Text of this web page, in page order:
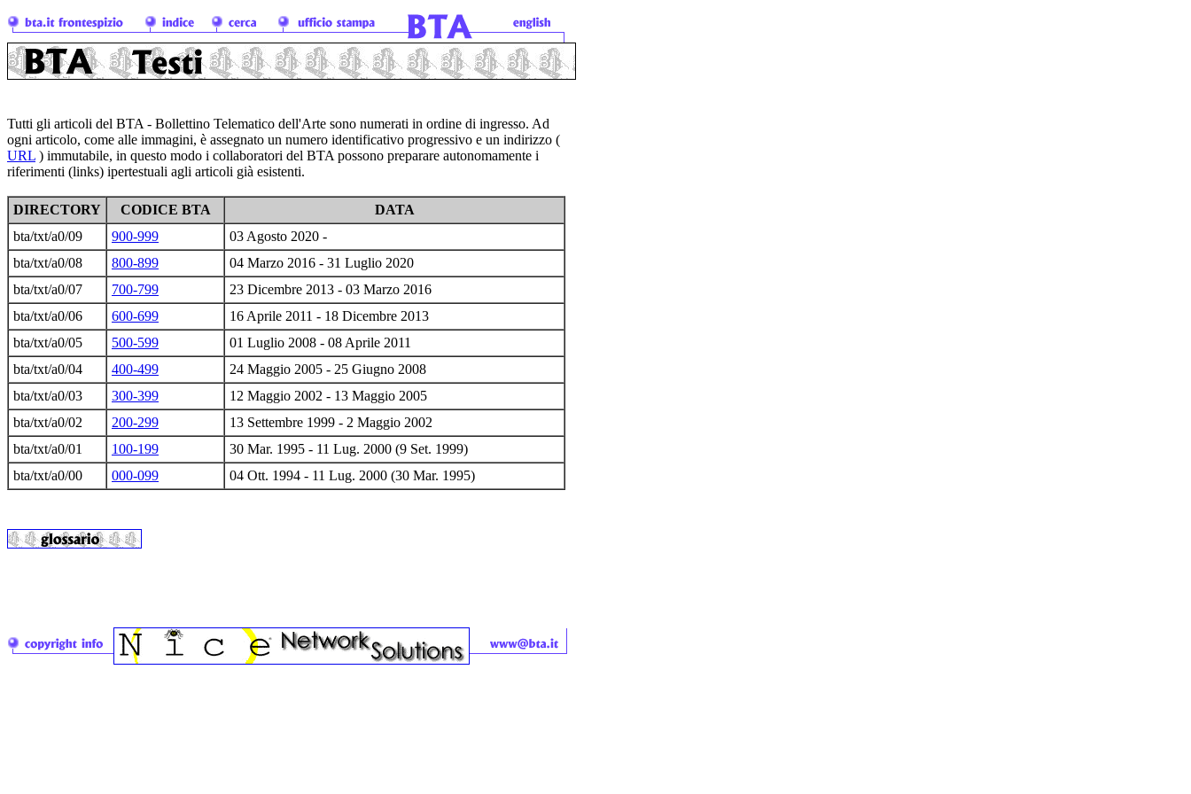
Tutti gli articoli del BTA - Bollettino Telematico dell'Arte sono numerati in ordine di ingresso. Ad
ogni articolo, come alle immagini, è assegnato un numero identificativo progressivo e un indirizzo (
URL ) immutabile, in questo modo i collaboratori del BTA possono preparare autonomamente i
riferimenti (links) ipertestuali agli articoli già esistenti.
DIRECTORY CODICE BTA
DATA
bta/txt/a0/09
900-999
03 Agosto 2020 -
bta/txt/a0/08
800-899
04 Marzo 2016 - 31 Luglio 2020
bta/txt/a0/07
700-799
23 Dicembre 2013 - 03 Marzo 2016
bta/txt/a0/06
600-699
16 Aprile 2011 - 18 Dicembre 2013
bta/txt/a0/05
500-599
01 Luglio 2008 - 08 Aprile 2011
bta/txt/a0/04
400-499
24 Maggio 2005 - 25 Giugno 2008
bta/txt/a0/03
300-399
12 Maggio 2002 - 13 Maggio 2005
bta/txt/a0/02
200-299
13 Settembre 1999 - 2 Maggio 2002
bta/txt/a0/01
100-199
30 Mar. 1995 - 11 Lug. 2000 (9 Set. 1999)
bta/txt/a0/00
000-099 04 Ott. 1994 - 11 Lug. 2000 (30 Mar. 1995)